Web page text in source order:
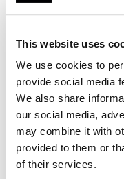
This website uses
We use cookies to
provide social media
We also share
our social media,
may combine it with
provided to them or
of their services.
Kit de ajuste a la
portaequipajes de
de fijación
de portaequipajes